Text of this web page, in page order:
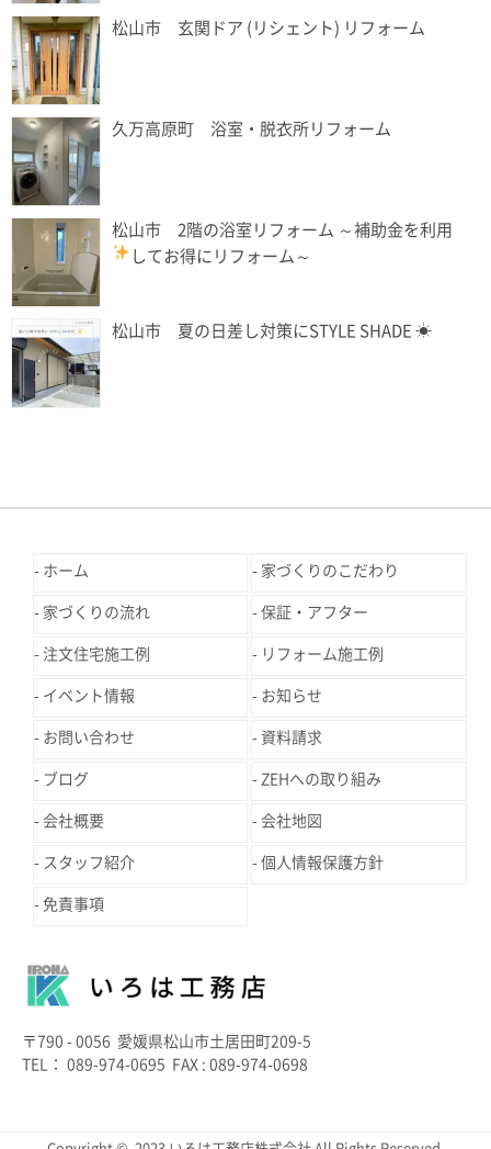
松山市 玄関ドア (リシェント) リフォーム
久万高原町 浴室・脱衣所リフォーム
松山市 2階の浴室リフォーム ～補助金を利用
してお得にリフォーム ～
松山市 夏の日差し対策にSTYLE SHADE ☀
ホーム 家づくりのこだわり
家づくりの流れ 保証・アフター
注文住宅施工例 リフォーム施工例
イベント情報 お知らせ
お問い合わせ 資料請求
ブログ ZEHへの取り組み
会社概要 会社地図
スタッフ紹介 個人情報保護方針
免責事項
〒790 - 0056 愛媛県松山市土居田町209-5
TEL： 089-974-0695 FAX : 089-974-0698